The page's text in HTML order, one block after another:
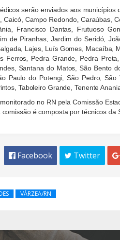
serão enviados aos municípios
Caicó, Campo Redondo, Caraúbas,
Francisco Dantas, Frutuoso
de Piranhas, Jardim do Seridó,
Lajes, Luís Gomes, Macaíba,
Ferros, Pedra Grande, Pedra
Santana do Matos, São Bento
Paulo do Potengi, São Pedro,
Taboleiro Grande, Tenente
no RN pela Comissão
comissão é composta por técnicos
 Facebook  Twitter
VÁRZEA/RN